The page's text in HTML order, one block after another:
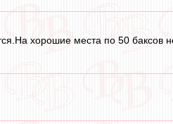
хорошие места по 50 баксов